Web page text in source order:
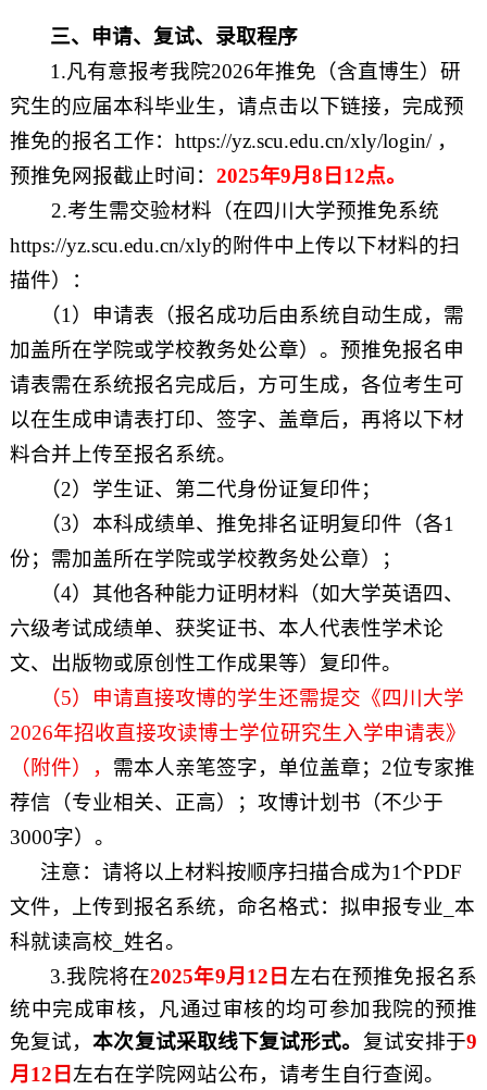
三、申请、复试、录取程序
1.凡有意报考我院2026年推免（含直博生）研
究生的应届本科毕业生，请点击以下链接，完成预
推免的报名工作： https://yz.scu.edu.cn/xly/login/ ，
预推免网报截止时间： 2025年9月 8 日 12点。
2.考生需交验材料（在四川大学预推免系统
https://yz.scu.edu.cn/xly的附件中上传以下材料的扫
描件）：
（1 ）申请表（报名成功后由系统自动生成，需
加盖所在学院或学校教务处公章）。预推免报名申
请表需在系统报名完成后，方可生成，各位考生可
以在生成申请表打印、签字、盖章后，再将以下材
料合并上传至报名系统。
（2）学生证、第二代身份证复印件；
（3）本科成绩单、推免排名证明复印件（各1
份；需加盖所在学院或学校教务处公章）；
（4）其他各种能力证明材料（如大学英语四、
六级考试成绩单、获奖证书、本人代表性学术论
文、出版物或原创性工作成果等）复印件。
（5）申请直接攻博的学生还需提交《四川大学
2026年招收直接攻读博士学位研究生入学申请表》
（附件）， 需本人亲笔签字，单位盖章； 2位专家推
荐信（专业相关、正高）；攻博计划书（不少于
3000字）。
注意：请将以上材料按顺序扫描合成为1个PDF
文件，上传到报名系统，命名格式：拟申报专业 本
科就读高校 姓名。
3.我院将在2025年9月 12 日 左右在预推免报名系
统中完成审核，凡通过审核的均可参加我院的预推
免复试，本次复试采取线下复试形式。 复试安排于9
月 12 日 左右在学院网站公布，请考生自行查阅。